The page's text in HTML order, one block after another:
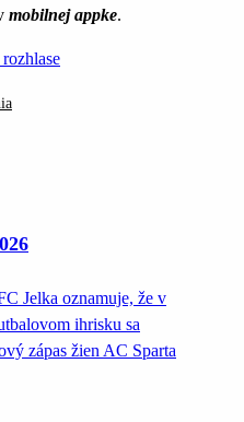
mobilnej appke.
Jelka oznamuje, že v
ihrisku sa
zápas žien AC Sparta